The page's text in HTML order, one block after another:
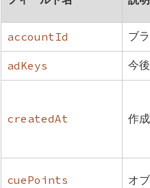
accountId ブ
adKeys 今
createdAt 作
cuePoints オ